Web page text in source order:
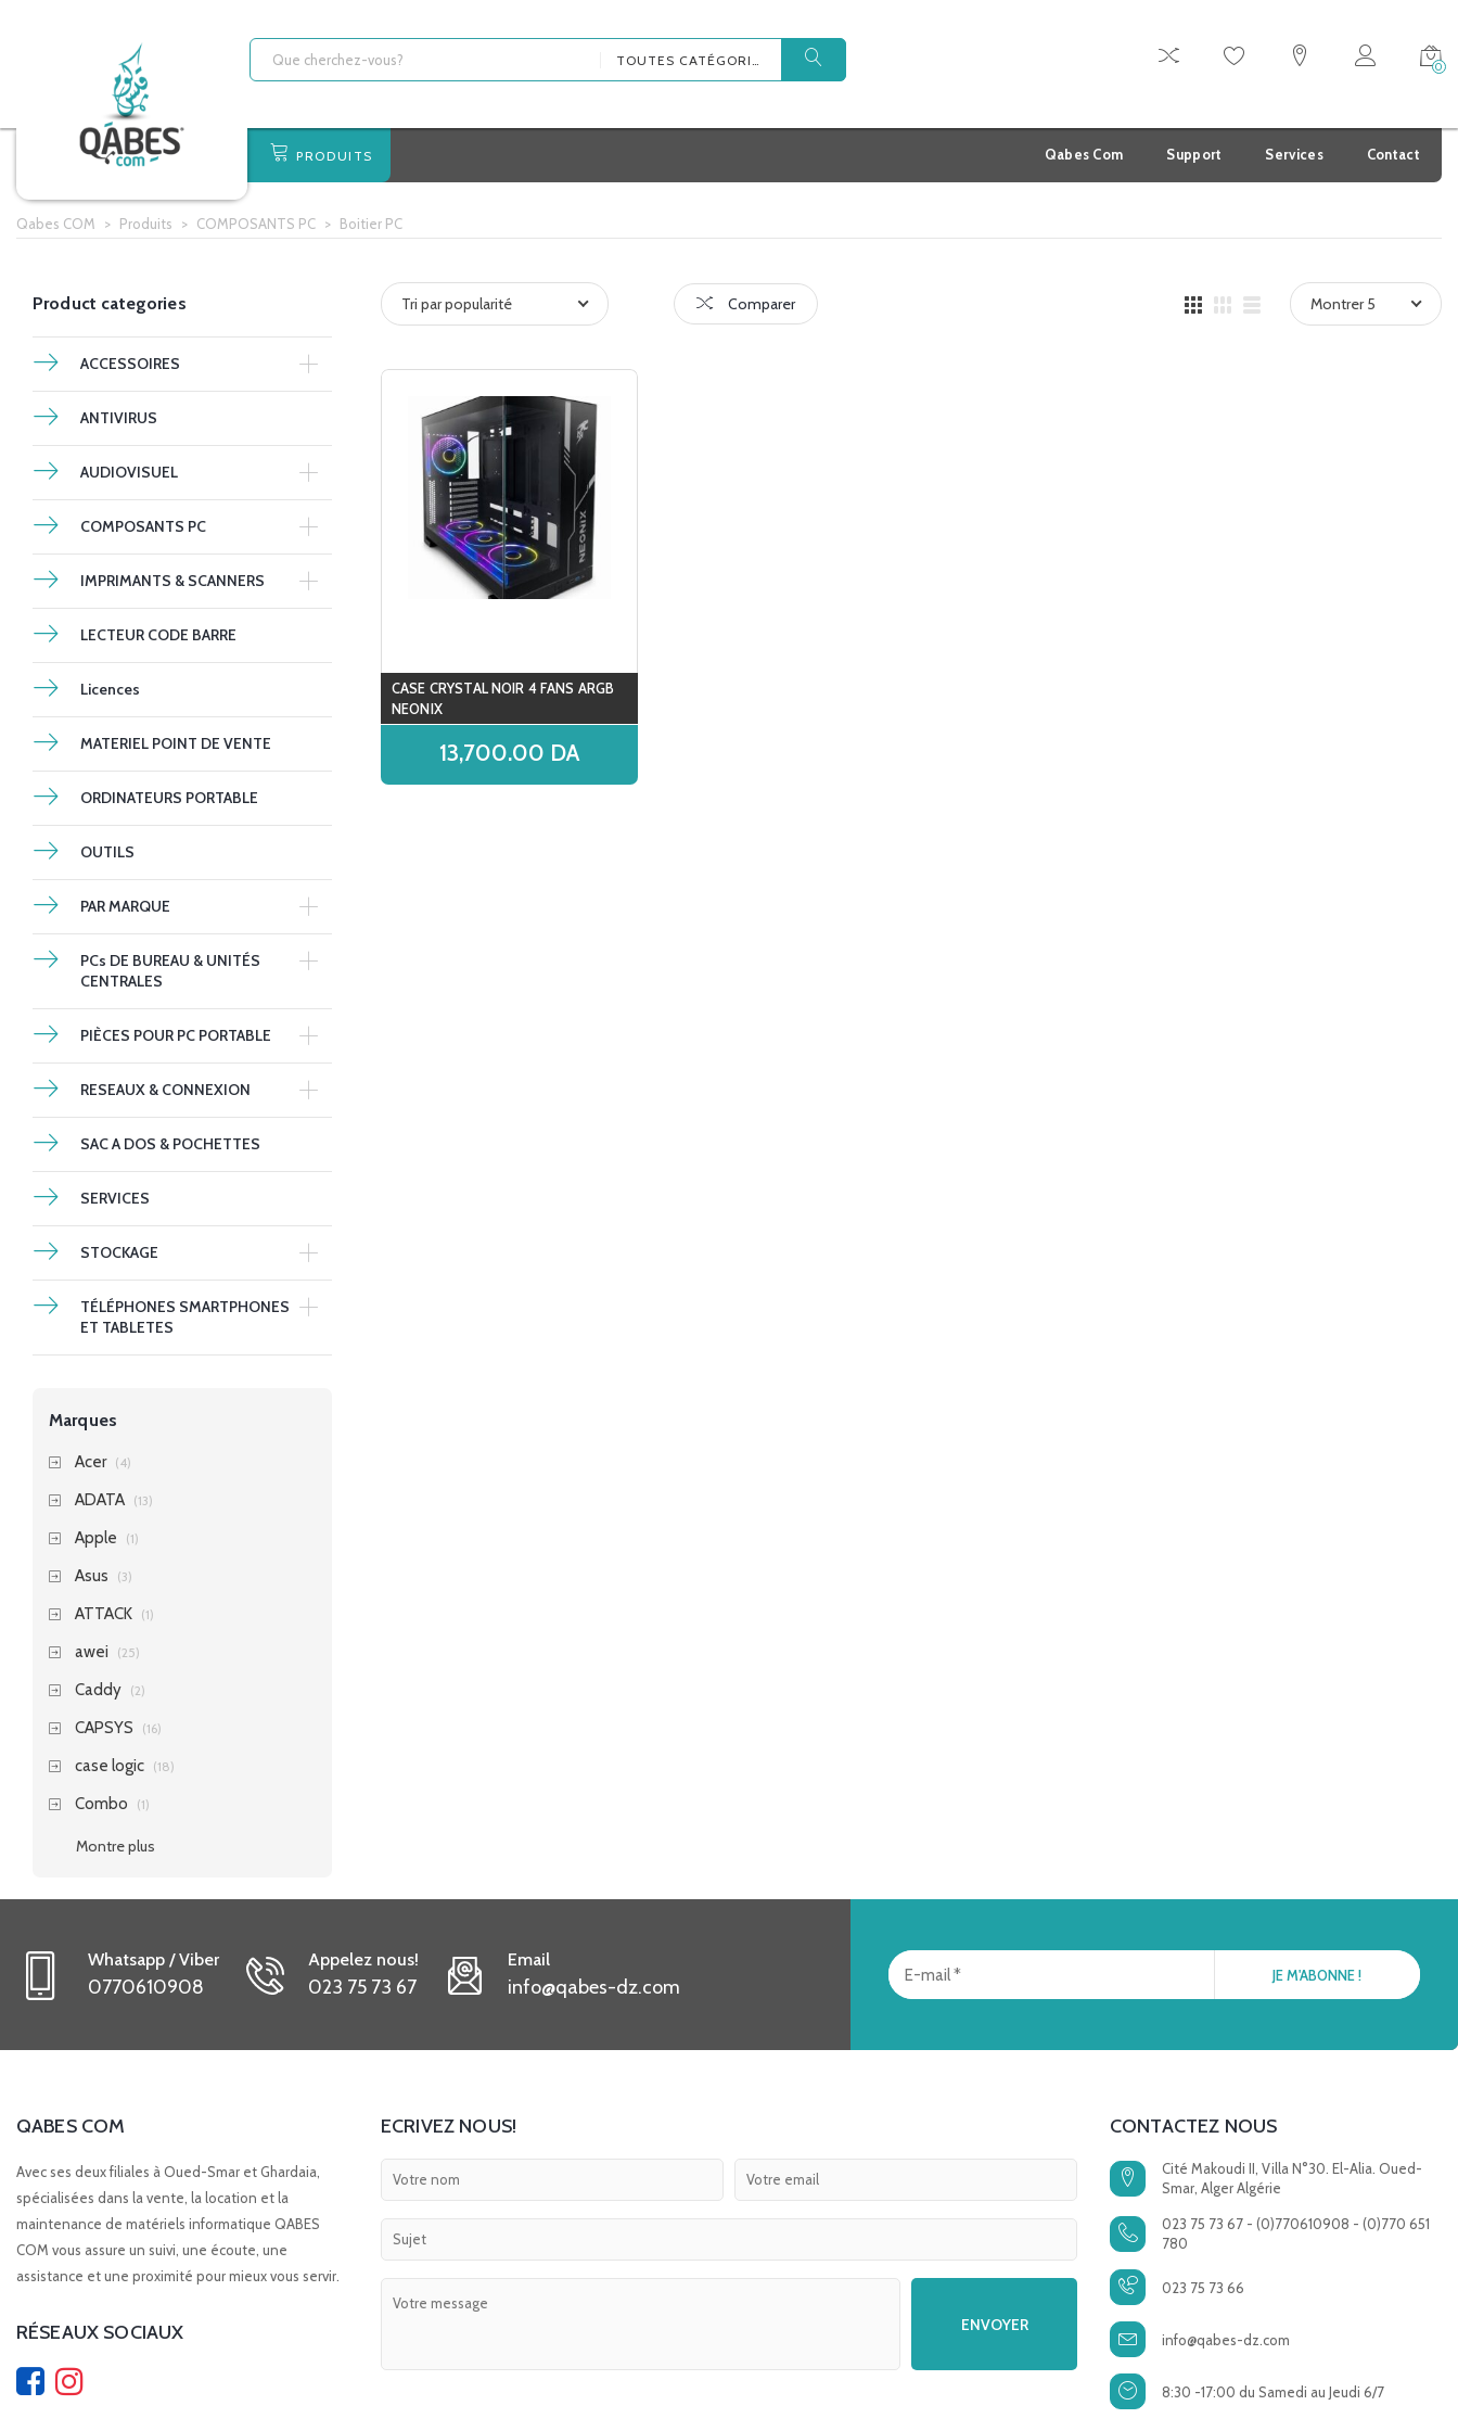
TOUTES CATÉGORIES 0
PRODUITS Qabes Com Support Services Contact
Qabes COM > Produits > COMPOSANTS PC > Boitier PC
Product categories
ACCESSOIRES
ANTIVIRUS
AUDIOVISUEL
COMPOSANTS PC
IMPRIMANTS & SCANNERS
LECTEUR CODE BARRE
Licences
MATERIEL POINT DE VENTE
ORDINATEURS PORTABLE
OUTILS
PAR MARQUE
PCs DE BUREAU & UNITÉS
CENTRALES
PIÈCES POUR PC PORTABLE
RESEAUX & CONNEXION
SAC A DOS & POCHETTES
SERVICES
STOCKAGE
TÉLÉPHONES SMARTPHONES
ET TABLETES
Marques
Acer (4)
ADATA (13)
Apple (1)
Asus (3)
ATTACK (1)
awei (25)
Caddy (2)
CAPSYS (16)
case logic (18)
Combo (1)
Montre plus
Tri par popularité Comparer Montrer 5
CASE CRYSTAL NOIR 4 FANS ARGB
NEONIX
13,700.00 DA
Whatsapp / Viber
0770610908
Appelez nous!
023 75 73 67
Email
info@qabes-dz.com
QABES COM
Avec ses deux filiales à Oued-Smar et Ghardaia,
spécialisées dans la vente, la location et la
maintenance de matériels informatique QABES
COM vous assure un suivi, une écoute, une
assistance et une proximité pour mieux vous servir.
RÉSEAUX SOCIAUX
ECRIVEZ NOUS! CONTACTEZ NOUS
Cité Makoudi II, Villa N°30. El-Alia. Oued-
Smar, Alger Algérie
023 75 73 67 - (0)770610908 - (0)770 651
780
023 75 73 66
info@qabes-dz.com
8:30 -17:00 du Samedi au Jeudi 6/7